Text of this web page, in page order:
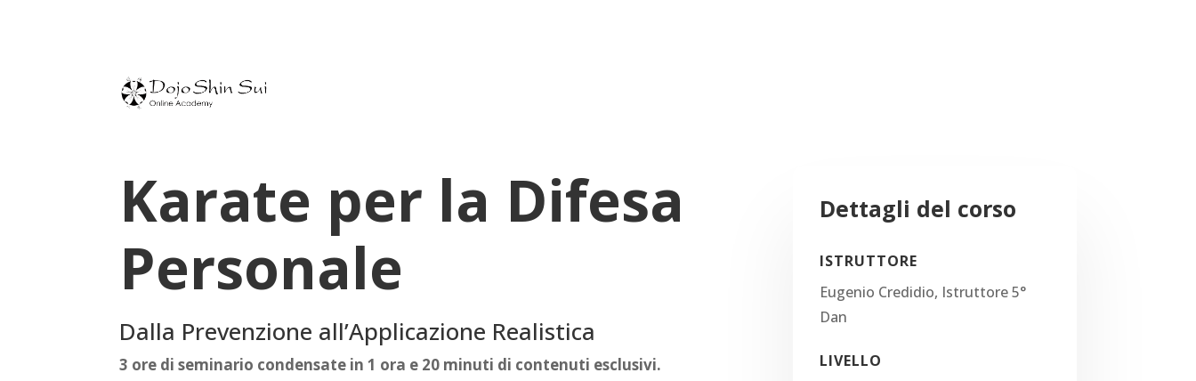
Karate per la Difesa
Personale
Dalla Prevenzione all’Applicazione Realistica
3 ore di seminario condensate in 1 ora e 20 minuti di contenuti esclusivi.
Dettagli del corso
ISTRUTTORE
Eugenio Credidio, Istruttore 5°
Dan
LIVELLO